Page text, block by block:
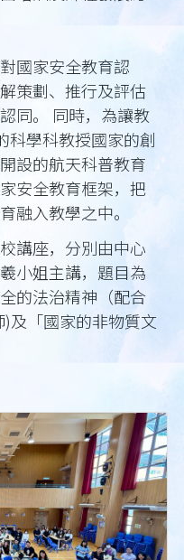
國家安全教育認
策劃、推行及評估
同。 同時，為讓教
科學科教授國家的創
設的航天科普教育
安全教育框架，把
融入教學之中。
講座，分別由中心
小姐主講，題目為
的法治精神（配合
及「國家的非物質文